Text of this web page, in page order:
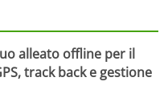
alleato offline per il
track back e gestione